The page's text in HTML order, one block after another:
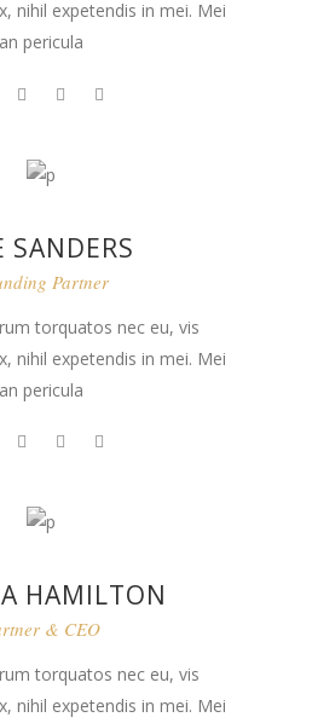
nihil expetendis in mei. Mei
an pericula
SANDERS
Partner
torquatos nec eu, vis
nihil expetendis in mei. Mei
an pericula
HAMILTON
& CEO
torquatos nec eu, vis
nihil expetendis in mei. Mei